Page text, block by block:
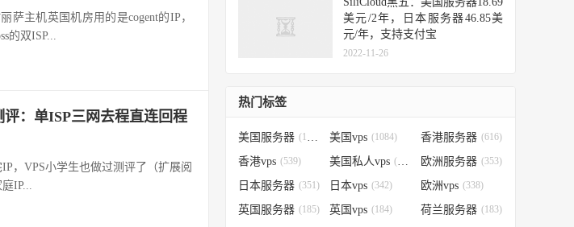
萨主机英国机房用的是cogent的IP，
的双ISP...
：单ISP三网去程直连回程
，VPS小学生也做过测评了（扩展阅
IP...
美元/2年，日本服务器46.85美
元/年，支持支付宝
2022-11-26
热门标签
美国服务器 (1184) 美国vps (1084) 香港服务器 (616)
香港vps (539) 美国私人vps (388) 欧洲服务器 (353)
日本服务器 (351) 日本vps (342) 欧洲vps (338)
英国服务器 (185) 英国vps (184) 荷兰服务器 (183)